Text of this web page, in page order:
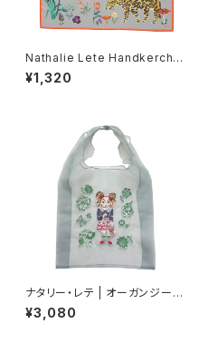
Nathalie Lete Handkerchie
f Jungle-Gray
¥1,320
ナタリー・レテ | オーガンジーバ
ッグ | Organdy Bag Dog
¥3,080